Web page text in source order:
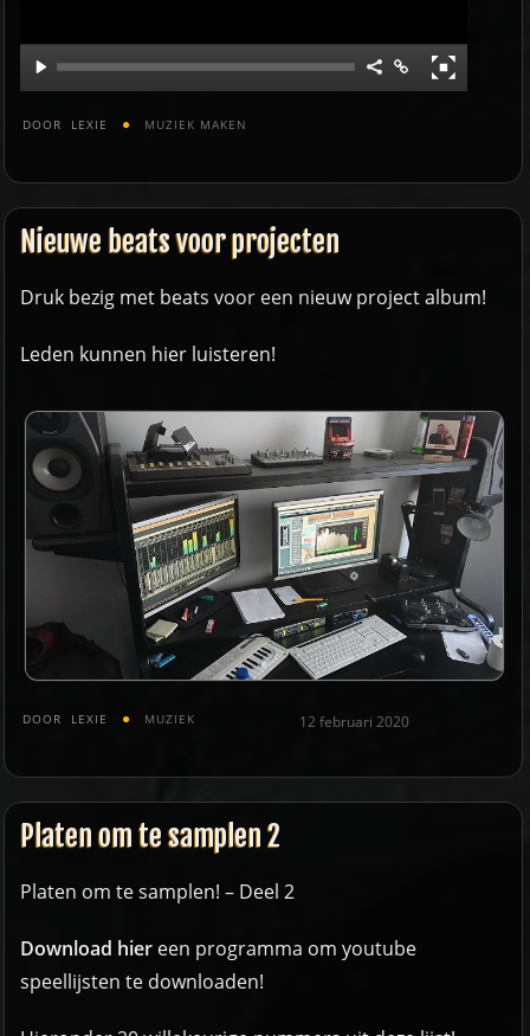
DOOR LEXIE MUZIEK MAKEN
Nieuwe beats voor projecten
Druk bezig met beats voor een nieuw project album!
Leden kunnen hier luisteren!
12 februari 2020
DOOR LEXIE MUZIEK
Platen om te samplen 2
Platen om te samplen! – Deel 2
Download hier een programma om youtube
speellijsten te downloaden!